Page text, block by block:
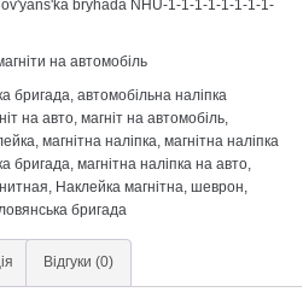
bryhada NHU-1-1-1-1-1-1-1-1-
на автомобіль
бригада, автомобільна наліпка
на авто, магніт на автомобіль,
, магнітна наліпка, магнітна наліпка
бригада, магнітна наліпка на авто,
, Наклейка магнітна, шеврон,
бригада
Відгуки (0)